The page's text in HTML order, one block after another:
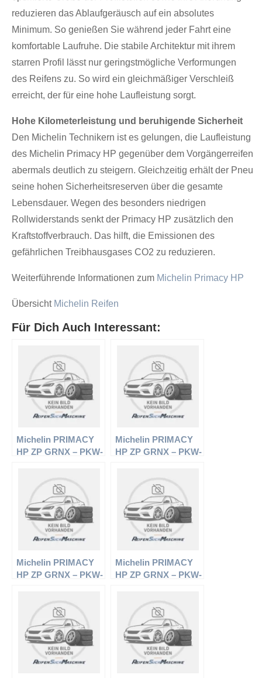
reduzieren das Ablaufgeräusch auf ein absolutes
Minimum. So genießen Sie während jeder Fahrt eine
komfortable Laufruhe. Die stabile Architektur mit ihrem
starren Profil lässt nur geringstmögliche Verformungen
des Reifens zu. So wird ein gleichmäßiger Verschleiß
erreicht, der für eine hohe Laufleistung sorgt.
Hohe Kilometerleistung und beruhigende Sicherheit
Den Michelin Technikern ist es gelungen, die Laufleistung
des Michelin Primacy HP gegenüber dem Vorgängerreifen
abermals deutlich zu steigern. Gleichzeitig erhält der Pneu
seine hohen Sicherheitsreserven über die gesamte
Lebensdauer. Wegen des besonders niedrigen
Rollwiderstands senkt der Primacy HP zusätzlich den
Kraftstoffverbrauch. Das hilft, die Emissionen des
gefährlichen Treibhausgases CO2 zu reduzieren.
Weiterführende Informationen zum Michelin Primacy HP
Übersicht Michelin Reifen
Für Dich Auch Interessant:
Michelin PRIMACY
HP ZP GRNX – PKW-
Michelin PRIMACY
HP ZP GRNX – PKW-
Michelin PRIMACY
HP ZP GRNX – PKW-
Michelin PRIMACY
HP ZP GRNX – PKW-